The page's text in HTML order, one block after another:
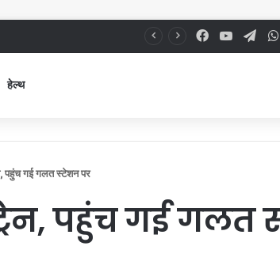
होकर दिखाओ Facebook
YouTube
हेल्थ
गई गलत स्टेशन पर
पहुंच गई गलत